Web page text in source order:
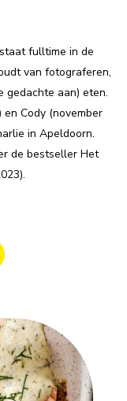
fulltime in de
van fotograferen,
gedachte aan) eten.
Cody (november
in Apeldoorn.
de bestseller Het